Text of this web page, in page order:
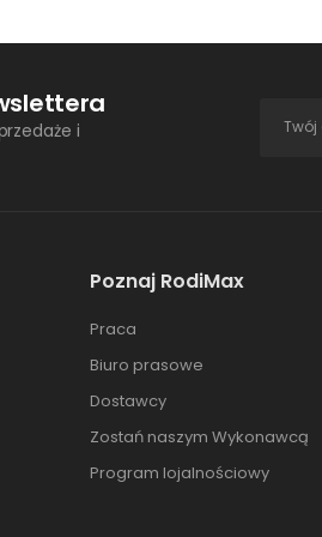
i
Poznaj RodiMax
Praca
Biuro prasowe
Dostawcy
Zostań naszym Wykonawcą
Program lojalnościowy